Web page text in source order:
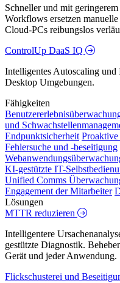
Schneller und mit
Workflows ersetzen
Cloud-PCs reibungslos
ControlUp DaaS IQ
Intelligentes Autoscaling
Desktop Umgebungen.
Fähigkeiten
und
Endpunktsicherheit
Fehlersuche und -beseitigung
KI-gestützte IT-
Unified Comms
Engagement der Mitarbeiter
Lösungen
MTTR reduzieren
Intelligentere
gestützte Diagnostik.
Gerät und jeder Anwendung.
Flickschusterei und